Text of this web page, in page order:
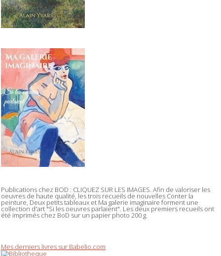
Publications chez BOD : CLIQUEZ SUR LES IMAGES. Afin de valoriser les
oeuvres de haute qualité, les trois recueils de nouvelles Conter la
peinture, Deux petits tableaux et Ma galerie imaginaire forment une
collection d'art "Si les oeuvres parlaient". Les deux premiers recueils ont
été imprimés chez BoD sur un papier photo 200 g.
Mes derniers livres sur Babelio.com